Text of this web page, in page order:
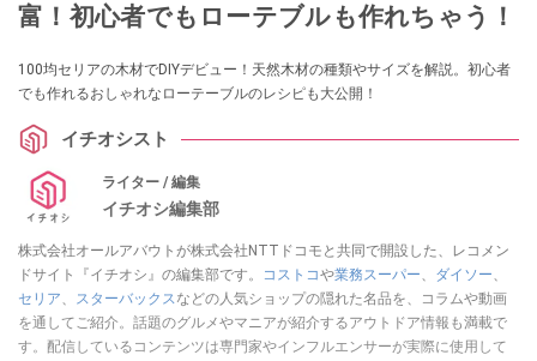
富！初心者でもローテブルも作れちゃう！
100均セリアの木材でDIYデビュー！天然木材の種類やサイズを解説。初心者
でも作れるおしゃれなローテーブルのレシピも大公開！
イチオシスト
ライター / 編集
イチオシ編集部
株式会社オールアバウトが株式会社NTTドコモと共同で開設した、レコメン
ドサイト『イチオシ』の編集部です。
コストコや業務スーパー、 ダイソー、
セリア、 スターバックスなどの人気ショップの隠れた名品を、コラムや動画
を通してご紹介。話題のグルメやマニアが紹介するアウトドア情報も満載で
す。配信しているコンテンツは専門家やインフルエンサーが実際に使用して